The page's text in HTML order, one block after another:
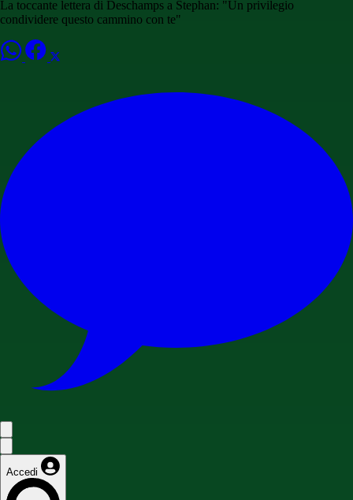
La toccante lettera di Deschamps a Stephan: "Un privilegio
condividere questo cammino con te"
Accedi